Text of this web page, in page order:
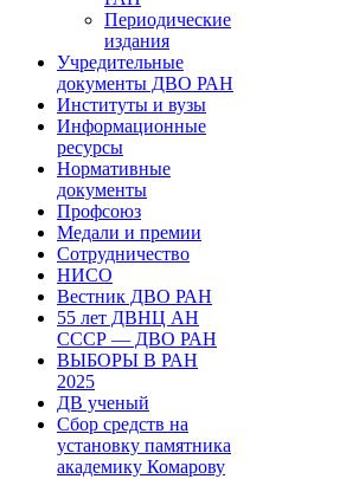
Периодические
издания
Учредительные
документы ДВО РАН
Институты и вузы
Информационные
ресурсы
Нормативные
документы
Профсоюз
Медали и премии
Сотрудничество
НИСО
Вестник ДВО РАН
55 лет ДВНЦ АН
СССР — ДВО РАН
ВЫБОРЫ В РАН
2025
ДВ ученый
Сбор средств на
установку памятника
академику Комарову